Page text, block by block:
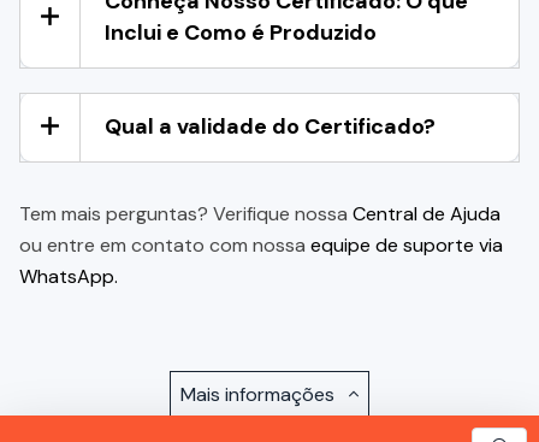
Inclui e Como é Produzido
Qual a validade do Certificado?
Tem mais perguntas? Verifique nossa Central de Ajuda
ou entre em contato com nossa equipe de suporte via
WhatsApp.
Mais informações